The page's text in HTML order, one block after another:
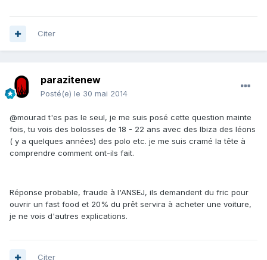
Citer
parazitenew
Posté(e) le 30 mai 2014
@mourad t'es pas le seul, je me suis posé cette question mainte
fois, tu vois des bolosses de 18 - 22 ans avec des Ibiza des léons
( y a quelques années) des polo etc. je me suis cramé la tête à
comprendre comment ont-ils fait.
Réponse probable, fraude à l'ANSEJ, ils demandent du fric pour
ouvrir un fast food et 20% du prêt servira à acheter une voiture,
je ne vois d'autres explications.
Citer